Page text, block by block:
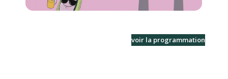
voir la programmation